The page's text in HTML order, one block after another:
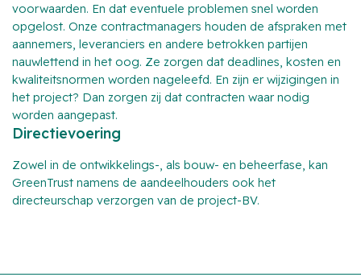
voorwaarden. En dat eventuele problemen snel worden
opgelost. Onze contractmanagers houden de afspraken met
aannemers, leveranciers en andere betrokken partijen
nauwlettend in het oog. Ze zorgen dat deadlines, kosten en
kwaliteitsnormen worden nageleefd. En zijn er wijzigingen in
het project? Dan zorgen zij dat contracten waar nodig
worden aangepast.
Directievoering
Zowel in de ontwikkelings-, als bouw- en beheerfase, kan
GreenTrust namens de aandeelhouders ook het
directeurschap verzorgen van de project-BV.